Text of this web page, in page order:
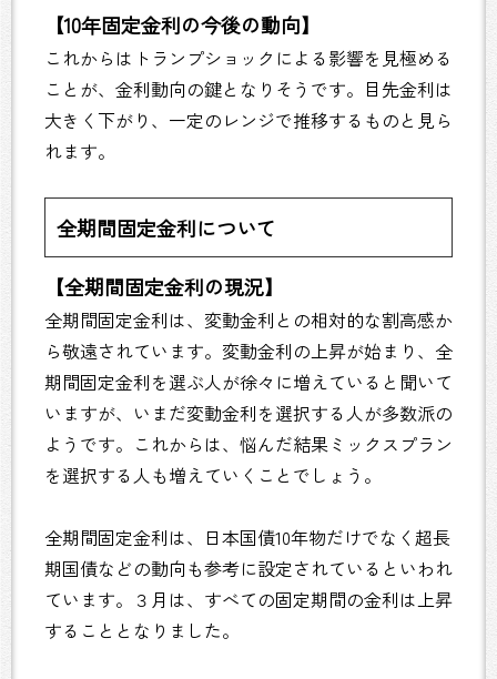
【10年固定金利の今後の動向】
これからはトランプショックによる影響を見極める
ことが、金利動向の鍵となりそうです。目先金利は
大きく下がり、一定のレンジで推移するものと見ら
れます。
全期間固定金利について
【全期間固定金利の現況】
全期間固定金利は、変動金利との相対的な割高感か
ら敬遠されています。変動金利の上昇が始まり、全
期間固定金利を選ぶ人が徐々に増えていると聞いて
いますが、いまだ変動金利を選択する人が多数派の
ようです。これからは、悩んだ結果ミックスプラン
を選択する人も増えていくことでしょう。
全期間固定金利は、日本国債10年物だけでなく超長
期国債などの動向も参考に設定されているといわれ
ています。３月は、すべての固定期間の金利は上昇
することとなりました。